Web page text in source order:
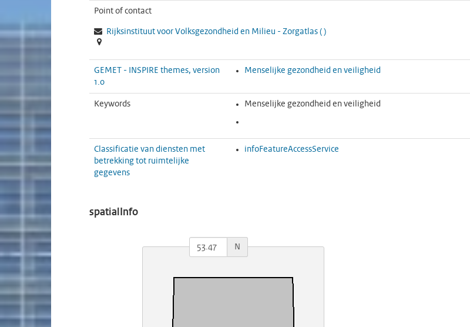
Point of contact
Rijksinstituut voor Volksgezondheid en Milieu - Zorgatlas ( )
GEMET - INSPIRE themes, version
1.0
Menselijke gezondheid en veiligheid
Keywords Menselijke gezondheid en veiligheid
Classificatie van diensten met
betrekking tot ruimtelijke
gegevens
infoFeatureAccessService
spatialInfo
N